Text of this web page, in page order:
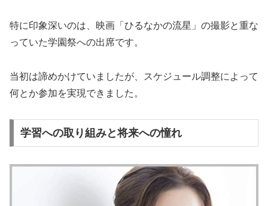
特に印象深いのは、映画「ひるなかの流星」の撮影と重な
っていた学園祭への出席です。
当初は諦めかけていましたが、スケジュール調整によって
何とか参加を実現できました。
学習への取り組みと将来への憧れ